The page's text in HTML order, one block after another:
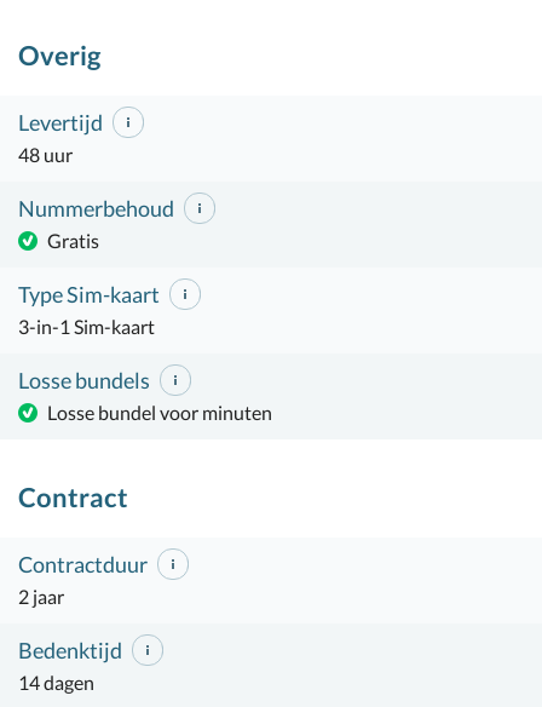
Overig
Levertijd
48 uur
Nummerbehoud
Gratis
Type Sim-kaart
3-in-1 Sim-kaart
Losse bundels
Losse bundel voor minuten
Contract
Contractduur
2 jaar
Bedenktijd
14 dagen